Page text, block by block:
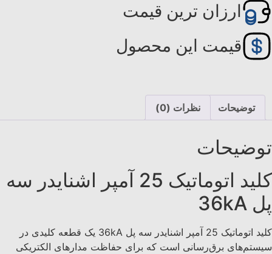
ارزان ترین قیمت
قیمت این محصول
توضیحات نظرات (0)
توضیحات
کليد اتوماتیک 25 آمپر اشنایدر سه
پل 36kA
کليد اتوماتیک 25 آمپر اشنایدر سه پل 36kA یک قطعه کلیدی در
سیستم‌های برق‌رسانی است که برای حفاظت مدارهای الکتریکی